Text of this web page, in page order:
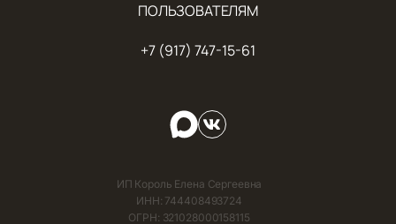
ПОЛЬЗОВАТЕЛЯМ
+7 (917) 747-15-61
ИП Король Елена Сергеевна
ИНН: 744408493724
ОГРН: 321028000158115